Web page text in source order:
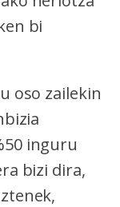
bi
oso zailekin
inguru
bizi dira,